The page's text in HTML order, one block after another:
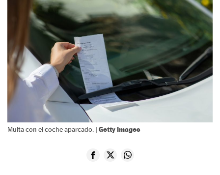
Multa con el coche aparcado. | Getty Images